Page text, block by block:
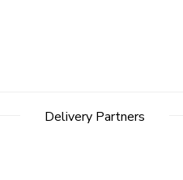
Delivery Partners